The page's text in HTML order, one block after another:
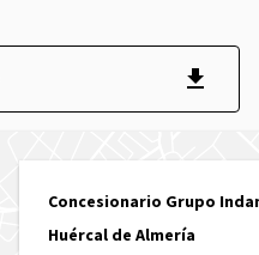
Concesionario Grupo
Huércal de Almería